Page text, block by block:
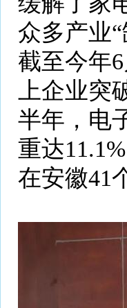
众多产业
截至今年
上企业突
半年，电
重达
在安徽41